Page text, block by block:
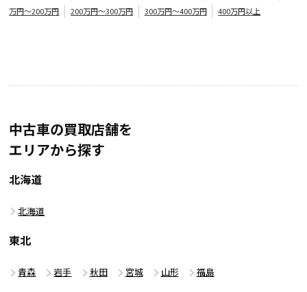
万円～200万円
200万円～300万円 300万円～400万円 400万円以上
中古車の買取店舗を
エリアから探す
北海道
北海道
東北
青森 岩手 秋田 宮城 山形 福島